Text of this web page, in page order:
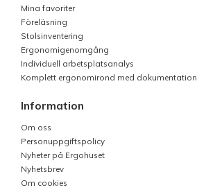
Mina favoriter
Föreläsning
Stolsinventering
Ergonomigenomgång
Individuell arbetsplatsanalys
Komplett ergonomirond med dokumentation
Information
Om oss
Personuppgiftspolicy
Nyheter på Ergohuset
Nyhetsbrev
Om cookies